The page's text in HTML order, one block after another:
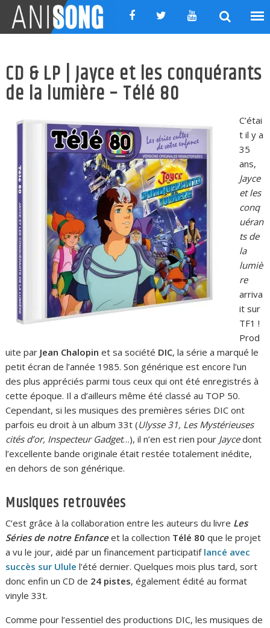
content
CD & LP | Jayce et les conquérants
de la lumière – Télé 80
C’étai
t il y a
35
ans,
Jayce
et les
conq
uéran
ts de
la
lumiè
re
arriva
it sur
TF1 !
Prod
uite par Jean Chalopin et sa société DIC, la série a marqué le
petit écran de l’année 1985. Son générique est encore l’un
des plus appréciés parmi tous ceux qui ont été enregistrés à
cette époque. Il a d’ailleurs même été classé au TOP 50.
Cependant, si les musiques des premières séries DIC ont
parfois eu droit à un album 33t (Ulysse 31, Les Mystérieuses
cités d’or, Inspecteur Gadget…), il n’en est rien pour Jaycedont
l’excellente bande originale était restée totalement inédite,
en dehors de son générique.
Musiques retrouvées
C’est grâce à la collaboration entre les auteurs du livre Les
Séries de notre Enfanceet la collection Télé 80 que le projet
a vu le jour, aidé par un financement participatif lancé avec
succès sur Ulule l’été dernier. Quelques mois plus tard, sort
donc enfin un CD de 24 pistes, également édité au format
vinyle 33t.
Comme pour l’essentiel des productions DIC, les musiques de